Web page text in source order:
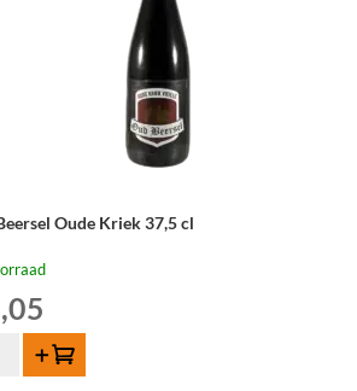
Oude Kriek 37,5 cl
Toevoegen